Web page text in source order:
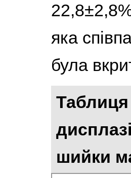
яка
була
Таблиця
шийки